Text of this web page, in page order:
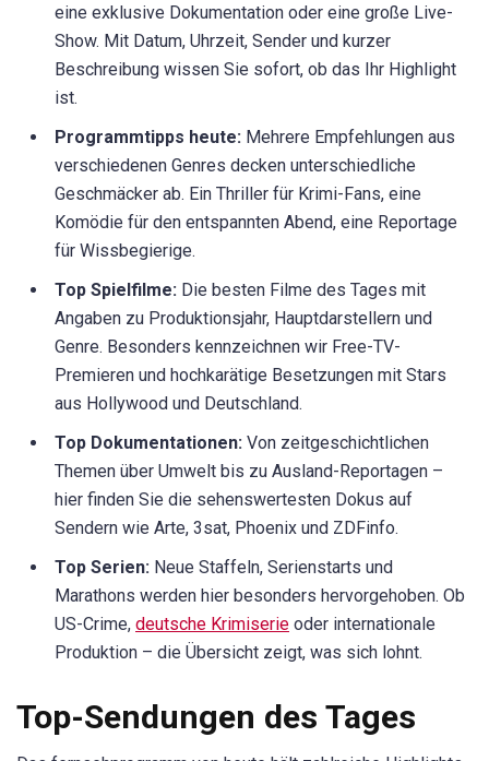
eine exklusive Dokumentation oder eine große Live-
Show. Mit Datum, Uhrzeit, Sender und kurzer
Beschreibung wissen Sie sofort, ob das Ihr Highlight
ist.
Programmtipps heute: Mehrere Empfehlungen aus
verschiedenen Genres decken unterschiedliche
Geschmäcker ab. Ein Thriller für Krimi-Fans, eine
Komödie für den entspannten Abend, eine Reportage
für Wissbegierige.
Top Spielfilme: Die besten Filme des Tages mit
Angaben zu Produktionsjahr, Hauptdarstellern und
Genre. Besonders kennzeichnen wir Free-TV-
Premieren und hochkarätige Besetzungen mit Stars
aus Hollywood und Deutschland.
Top Dokumentationen: Von zeitgeschichtlichen
Themen über Umwelt bis zu Ausland-Reportagen –
hier finden Sie die sehenswertesten Dokus auf
Sendern wie Arte, 3sat, Phoenix und ZDFinfo.
Top Serien: Neue Staffeln, Serienstarts und
Marathons werden hier besonders hervorgehoben. Ob
US-Crime, deutsche Krimiserie oder internationale
Produktion – die Übersicht zeigt, was sich lohnt.
Top-Sendungen des Tages